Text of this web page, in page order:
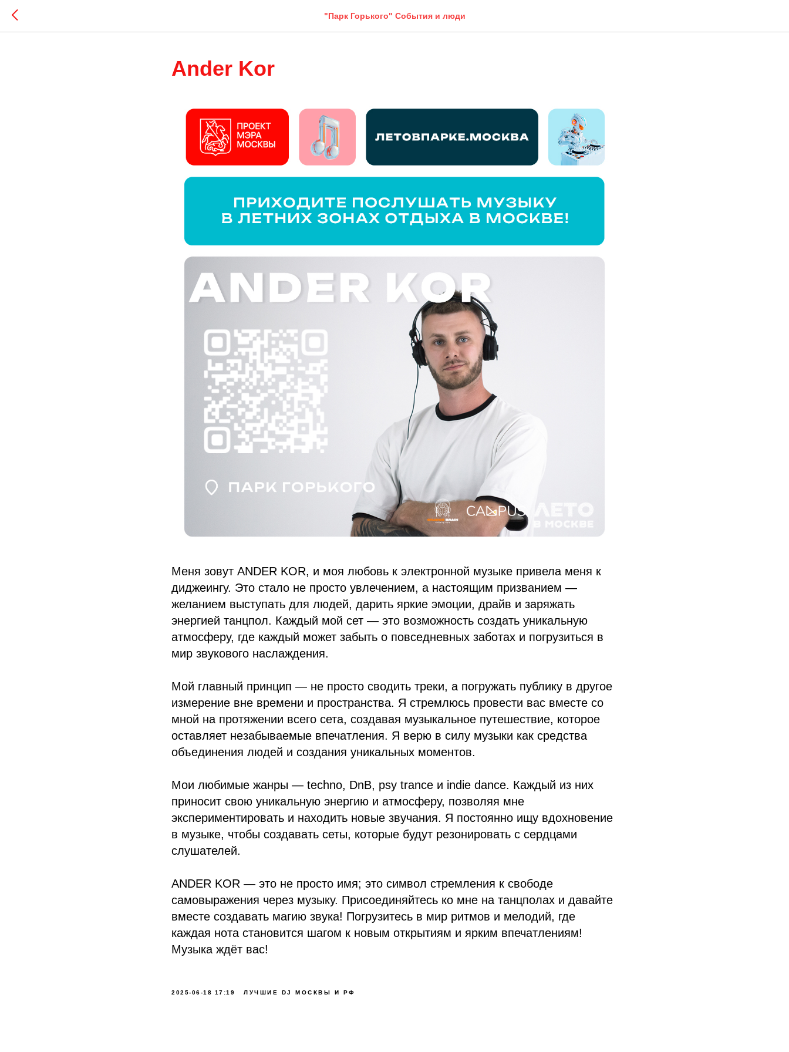
"Парк Горького" События и люди
Ander Kor
Меня зовут ANDER KOR, и моя любовь к электронной музыке привела меня к
диджеингу. Это стало не просто увлечением, а настоящим призванием —
желанием выступать для людей, дарить яркие эмоции, драйв и заряжать
энергией танцпол. Каждый мой сет — это возможность создать уникальную
атмосферу, где каждый может забыть о повседневных заботах и погрузиться в
мир звукового наслаждения.
Мой главный принцип — не просто сводить треки, а погружать публику в другое
измерение вне времени и пространства. Я стремлюсь провести вас вместе со
мной на протяжении всего сета, создавая музыкальное путешествие, которое
оставляет незабываемые впечатления. Я верю в силу музыки как средства
объединения людей и создания уникальных моментов.
Мои любимые жанры — techno, DnB, psy trance и indie dance. Каждый из них
приносит свою уникальную энергию и атмосферу, позволяя мне
экспериментировать и находить новые звучания. Я постоянно ищу вдохновение
в музыке, чтобы создавать сеты, которые будут резонировать с сердцами
слушателей.
ANDER KOR — это не просто имя; это символ стремления к свободе
самовыражения через музыку. Присоединяйтесь ко мне на танцполах и давайте
вместе создавать магию звука! Погрузитесь в мир ритмов и мелодий, где
каждая нота становится шагом к новым открытиям и ярким впечатлениям!
Музыка ждёт вас!
2025-06-18 17:19 ЛУЧШИЕ DJ МОСКВЫ И РФ